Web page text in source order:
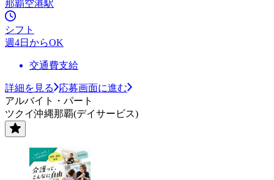
那覇空港駅
シフト
週4日からOK
交通費支給
詳細を見る
応募画面に進む
アルバイト・パート
ツクイ沖縄那覇(デイサービス)